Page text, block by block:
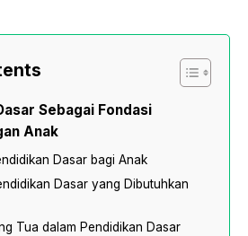
Sebagai Fondasi
Anak
Dasar bagi Anak
Dasar yang Dibutuhkan
Tua dalam Pendidikan Dasar